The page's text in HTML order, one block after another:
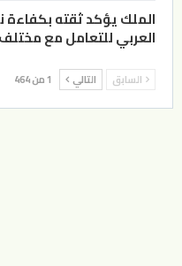
الملك يؤكد ثقته
العربي للتعامل مع
السابق التالي 1 من 464